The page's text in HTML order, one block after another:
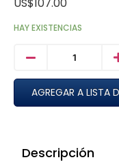
HAY EXISTENCIAS
AGREGAR A LISTA
Descripción